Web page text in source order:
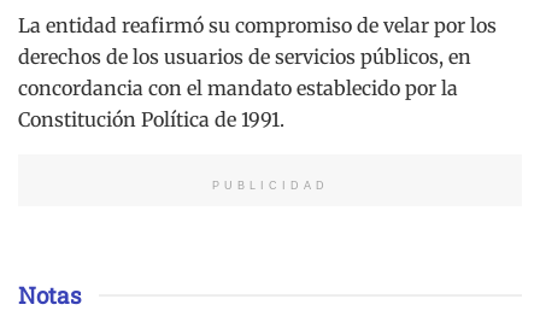
La entidad reafirmó su compromiso de velar por los
derechos de los usuarios de servicios públicos, en
concordancia con el mandato establecido por la
Constitución Política de 1991.
PUBLICIDAD
Notas